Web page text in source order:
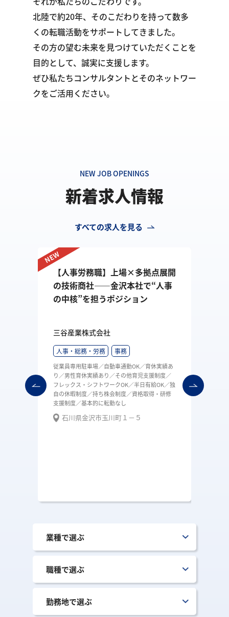
北陸で約20年、そのこだわりを持って数多
くの転職活動をサポートしてきました。
その方の望む未来を見つけていただくことを
目的として、誠実に支援します。
ぜひ私たちコンサルタントとそのネットワー
クをご活用ください。
NEW JOB OPENINGS
新着求人情報
すべての求人を見る
【人事労務職】上場×多拠点展開
の技術商社——金沢本社で“人事
の中核”を担うポジション
三谷産業株式会社
人事・総務・労務 事務
従業員専用駐車場／自動車通勤OK／育休実績あ
り／男性育休実績あり／その他育児支援制度／
フレックス・シフトワークOK／半日有給OK／独
自の休暇制度／持ち株会制度／資格取得・研修
支援制度／基本的に転勤なし
石川県金沢市玉川町１－５